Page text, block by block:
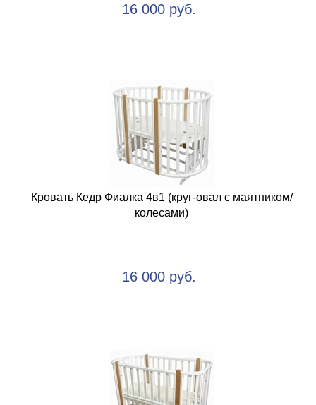
16 000 руб.
Кровать Кедр Фиалка 4в1 (круг-овал с маятником/
колесами)
16 000 руб.